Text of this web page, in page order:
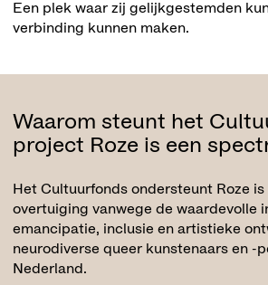
Een plek waar zij gelijkgestemden
verbinding kunnen maken.
Waarom steunt het
project Roze is een
Het Cultuurfonds ondersteunt Roze
overtuiging vanwege de waardevolle
emancipatie, inclusie en artistieke
neurodiverse queer kunstenaars en -
Nederland.